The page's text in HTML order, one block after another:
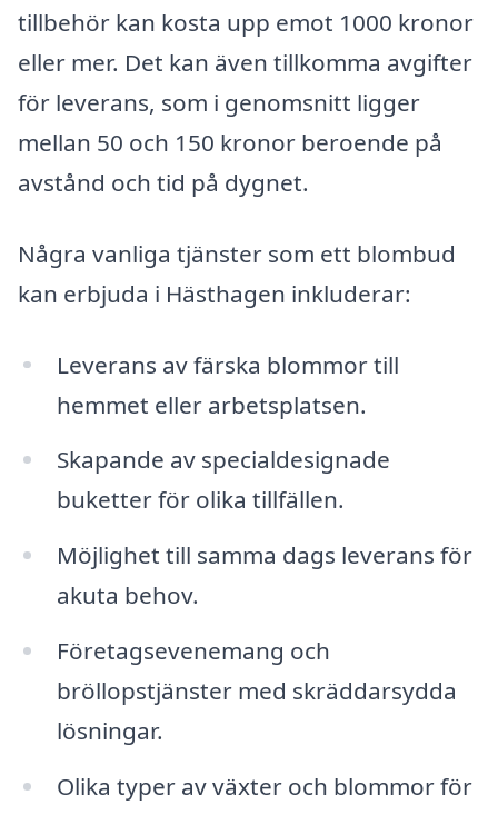
tillbehör kan kosta upp emot 1000 kronor
eller mer. Det kan även tillkomma avgifter
för leverans, som i genomsnitt ligger
mellan 50 och 150 kronor beroende på
avstånd och tid på dygnet.
Några vanliga tjänster som ett blombud
kan erbjuda i Hästhagen inkluderar:
Leverans av färska blommor till
hemmet eller arbetsplatsen.
Skapande av specialdesignade
buketter för olika tillfällen.
Möjlighet till samma dags leverans för
akuta behov.
Företagsevenemang och
bröllopstjänster med skräddarsydda
lösningar.
Olika typer av växter och blommor för